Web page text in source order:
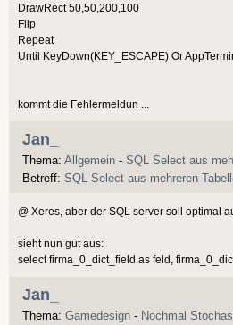
DrawRect 50,50,200,100
Flip
Repeat
Until KeyDown(KEY_ESCAPE) Or
kommt die Fehlermeldun ...
Jan_
Thema: Allgemein - SQL Select aus
Betreff: SQL Select aus mehreren
@ Xeres, aber der SQL server soll optimal
sieht nun gut aus:
select firma_0_dict_field as feld,
Jan_
Thema: Gamedesign - Nochmal